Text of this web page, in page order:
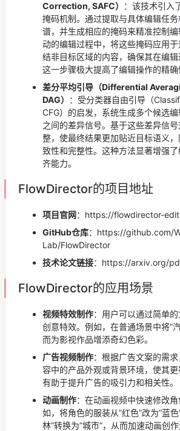
Correction, SAFC）
：该技术引入
掩码机制。通过提取与具体编辑任
谱，并生成相应的掩码来精准控制
动的编辑过程中，将这些掩码应用
结非目标区域的内容，确保其在编辑
这一步骤极大提高了编辑操作的精确
差分平均引导（Differential
DAG）
：受分类器自由引导（
CFG）的启发，系统生成多个候选
之间的差异信号。基于这些差异信
整，使最终结果更加贴近目标语义
致性和完整性。这种方法显著增强
齐能力。
FlowDirector的项目地址
项目官网：https://flowdirector-
GitHub仓库：https://github.com/
Lab/FlowDirector
技术论文链接：https://arxiv.org/
FlowDirector的应用场景
视频特效制作：用户可以通过简单
创意特效。例如，在普通场景中将”
而为影视作品增添奇幻色彩。
广告视频制作：根据广告文案的需
容中的产品外观或背景环境，使其
有助于提升广告的吸引力和相关性。
动画制作：在动画视频中快速修改
如，将角色的服装从”红色”改为”蓝
林”转换为”城市”，从而加速动画创作